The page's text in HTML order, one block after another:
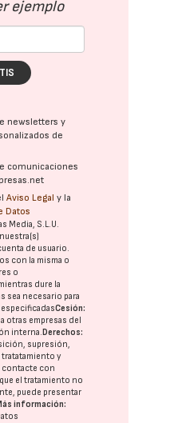
ejemplo
newsletters y
de
comunicaciones
Aviso Legal y la
Datos
Media, S.L.U.
de usuario.
con la misma o
o
dure la
sea necesario para
especificadasCesión:
otras empresas del
interna. Derechos:
supresión,
y
contacte con
el tratamiento no
puede presentar
información: